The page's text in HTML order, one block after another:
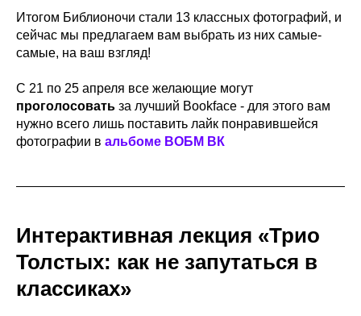
Итогом Библионочи стали 13 классных фотографий, и
сейчас мы предлагаем вам выбрать из них самые-
самые, на ваш взгляд!
С 21 по 25 апреля все желающие могут
проголосовать за лучший Bookface - для этого вам
нужно всего лишь поставить лайк понравившейся
фотографии в альбоме ВОБМ ВК
Интерактивная лекция «Трио
Толстых: как не запутаться в
классиках»